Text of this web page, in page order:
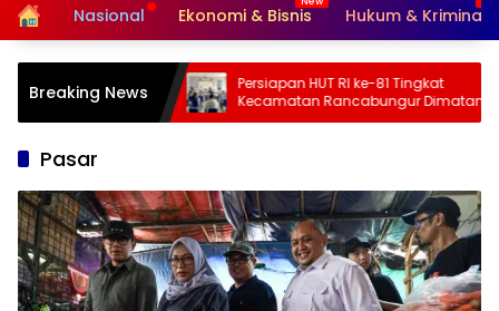
HomeNasional Ekonomi & Bisnis Hukum & Kriminal
Breaking News
3 Juli-
Kemensos
Daftar Daerah
Persiapan HUT RI ke-81 Tingkat
Kecamatan Rancabungur Dimatangkan
di Desa Cimulang, Libatkan Seluruh
Pasar